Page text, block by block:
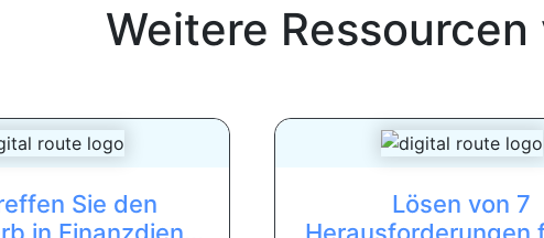
Weitere Ressourcen
Sie den
in Finanzdien...
Lösen von 7
Herausforderungen